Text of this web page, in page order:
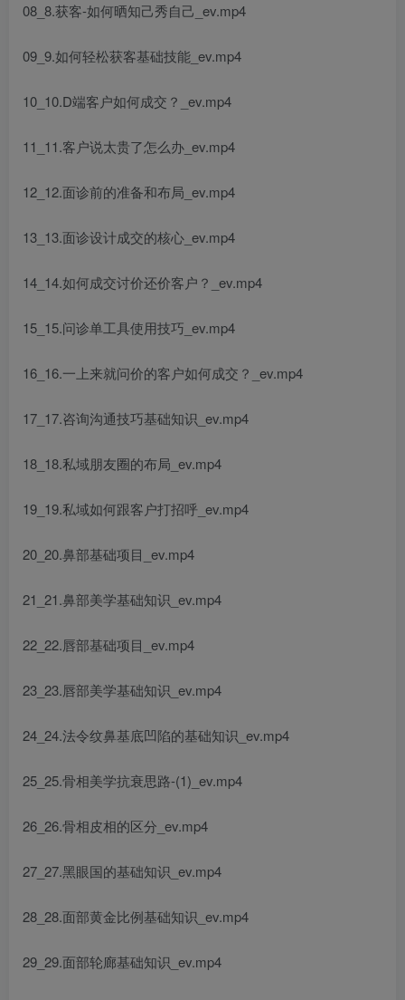
08_8.获客-如何晒知己秀自己_ev.mp4
09_9.如何轻松获客基础技能_ev.mp4
10_10.D端客户如何成交？_ev.mp4
11_11.客户说太贵了怎么办_ev.mp4
12_12.面诊前的准备和布局_ev.mp4
13_13.面诊设计成交的核心_ev.mp4
14_14.如何成交讨价还价客户？_ev.mp4
15_15.问诊单工具使用技巧_ev.mp4
16_16.一上来就问价的客户如何成交？_ev.mp4
17_17.咨询沟通技巧基础知识_ev.mp4
18_18.私域朋友圈的布局_ev.mp4
19_19.私域如何跟客户打招呼_ev.mp4
20_20.鼻部基础项目_ev.mp4
21_21.鼻部美学基础知识_ev.mp4
22_22.唇部基础项目_ev.mp4
23_23.唇部美学基础知识_ev.mp4
24_24.法令纹鼻基底凹陷的基础知识_ev.mp4
25_25.骨相美学抗衰思路-(1)_ev.mp4
26_26.骨相皮相的区分_ev.mp4
27_27.黑眼国的基础知识_ev.mp4
28_28.面部黄金比例基础知识_ev.mp4
29_29.面部轮廊基础知识_ev.mp4